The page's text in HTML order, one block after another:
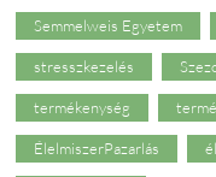
Semmelweis Egyetem
stresszkezelés
termékenység
ÉlelmiszerPazarlás